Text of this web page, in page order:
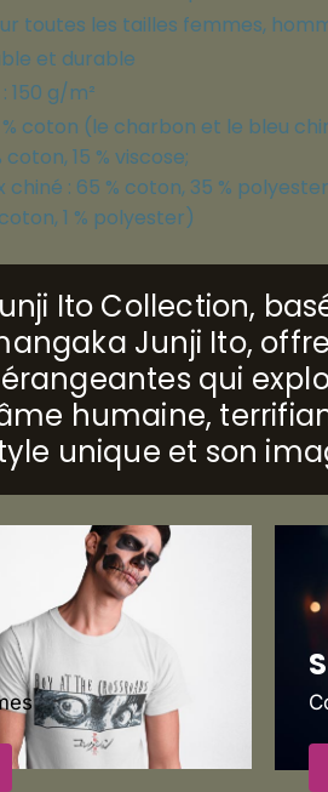
toutes les tailles femmes,
et durable
150 g/m²
coton (le charbon et le bleu
15 % viscose;
: 65 % coton, 35 %
1 % polyester)
Ito Collection,
Junji Ito,
qui
humaine,
unique et son